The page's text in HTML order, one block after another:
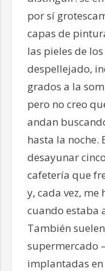
por sí
capas de
las pieles de
despellejado,
grados a la
pero no creo
andan
hasta la noche.
desayunar
cafetería que
y, cada vez,
cuando estaba
También
supermercado
implantadas